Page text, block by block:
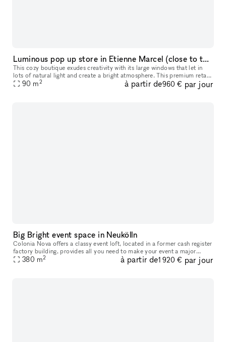
Luminous pop up store in Etienne Marcel (close to the Marais)
This cozy boutique exudes creativity with its large windows that let in
lots of natural light and create a bright atmosphere. This premium retail
space is modern with contemporary interiors with whit
90 m2 à partir de960 € par jour
Big Bright event space in Neukölln
Colonia Nova offers a classy event loft, located in a former cash register
factory building, provides all you need to make your event a major
success. The loft includes a 30 sqm custom-made bar area,
380 m2 à partir de1 920 € par jour